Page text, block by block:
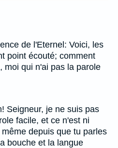
de l'Eternel: Voici, les
point écouté; comment
moi qui n'ai pas la parole
Seigneur, je ne suis pas
facile, et ce n'est ni
depuis que tu parles
bouche et la langue